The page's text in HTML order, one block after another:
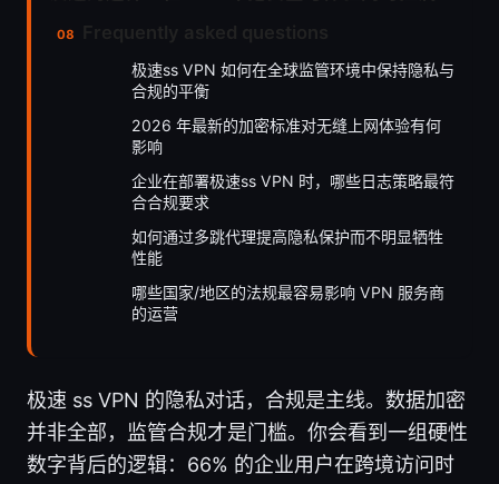
极速ss VPN 如何在全球监管环境中保持隐私与
合规的平衡
2026 年最新的加密标准对无缝上网体验有何
影响
企业在部署极速ss VPN 时，哪些日志策略最符
合合规要求
如何通过多跳代理提高隐私保护而不明显牺牲
性能
哪些国家/地区的法规最容易影响 VPN 服务商
的运营
极速 ss VPN 的隐私对话，合规是主线。数据加密
并非全部，监管合规才是门槛。你会看到一组硬性
数字背后的逻辑：66% 的企业用户在跨境访问时